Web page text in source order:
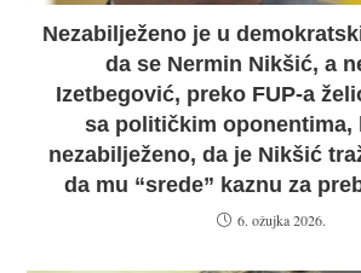
Nezabilježeno je u
da se Nermin Nikšić, a
Izetbegović, preko FUP-a
sa političkim oponentima,
nezabilježeno, da je Nikšić
da mu “srede” kaznu za
6. ožujka 2026.